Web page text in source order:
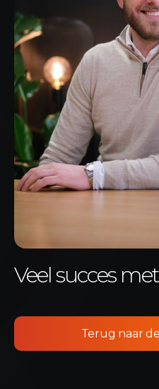
Veel succes
Terug naar